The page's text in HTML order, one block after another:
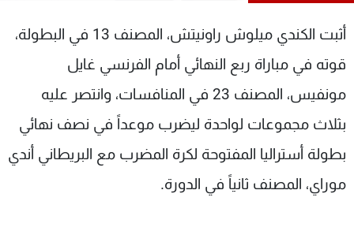
أثبت الكندي ميلوش راونيتش، المصنف 13 في البطولة،
قوته في مباراة ربع النهائي أمام الفرنسي غايل
مونفيس، المصنف 23 في المنافسات، وانتصر عليه
بثلاث مجموعات لواحدة ليضرب موعداً في نصف نهائي
بطولة أستراليا المفتوحة لكرة المضرب مع البريطاني أندي
موراي، المصنف ثانياً في الدورة.
عن MTV
لاعلاناتكم
وظائف
شروط الإسـتخدام